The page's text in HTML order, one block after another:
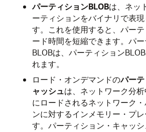
パーティションBLOBは、ネッ
ーティションをバイナリで表
す。これを使用すると、パー
ード時間を短縮できます。パ
BLOBは、パーティション
れます。
ロード・オンデマンドのパー
ャッシュは、ネットワーク分
にロードされるネットワーク
ンに対するインメモリー・プ
す。パーティション・キャッ